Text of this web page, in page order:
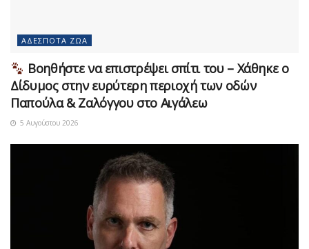
ΑΔΈΣΠΟΤΑ ΖΏΑ
Βοηθήστε να επιστρέψει σπίτι του – Χάθηκε ο
Δίδυμος στην ευρύτερη περιοχή των οδών
Παπούλα & Ζαλόγγου στο Αιγάλεω
5 Αυγούστου 2026